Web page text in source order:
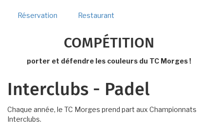
Réservation Restaurant
COMPÉTITION
porter et défendre les couleurs du TC Morges !
Interclubs - Padel
Chaque année, le TC Morges prend part aux Championnats
Interclubs.